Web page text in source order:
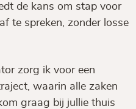
de kans om stap voor
te spreken, zonder losse
zorg ik voor een
waarin alle zaken
graag bij jullie thuis